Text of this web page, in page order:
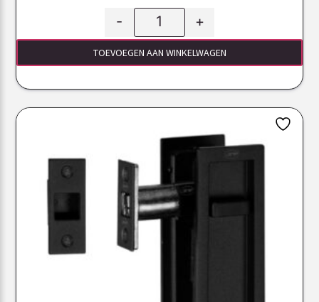
- +
TOEVOEGEN AAN WINKELWAGEN